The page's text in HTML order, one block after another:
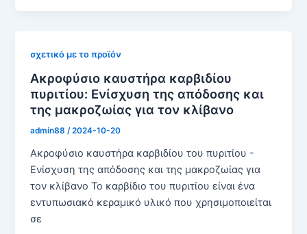
σχετικό με το προϊόν
Ακροφύσιο καυστήρα καρβιδίου
πυριτίου: Ενίσχυση της απόδοσης και
της μακροζωίας για τον κλίβανο
admin88/2024-10-20
Ακροφύσιο καυστήρα καρβιδίου του πυριτίου -
Ενίσχυση της απόδοσης και της μακροζωίας για
τον κλίβανο Το καρβίδιο του πυριτίου είναι ένα
εντυπωσιακό κεραμικό υλικό που χρησιμοποιείται
σε